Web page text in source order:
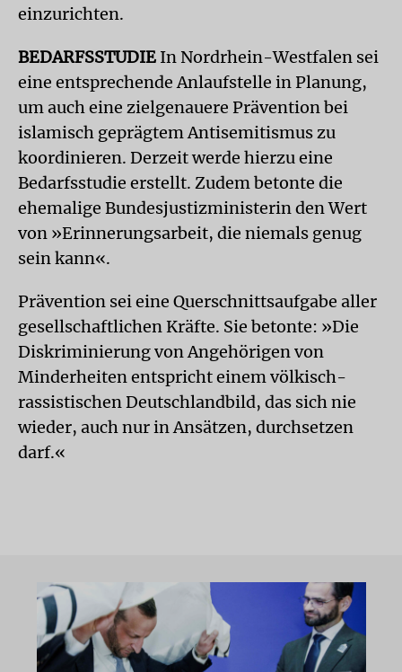
einzurichten.
BEDARFSSTUDIE In Nordrhein-Westfalen sei
eine entsprechende Anlaufstelle in Planung,
um auch eine zielgenauere Prävention bei
islamisch geprägtem Antisemitismus zu
koordinieren. Derzeit werde hierzu eine
Bedarfsstudie erstellt. Zudem betonte die
ehemalige Bundesjustizministerin den Wert
von »Erinnerungsarbeit, die niemals genug
sein kann«.
Prävention sei eine Querschnittsaufgabe aller
gesellschaftlichen Kräfte. Sie betonte: »Die
Diskriminierung von Angehörigen von
Minderheiten entspricht einem völkisch-
rassistischen Deutschlandbild, das sich nie
wieder, auch nur in Ansätzen, durchsetzen
darf.«